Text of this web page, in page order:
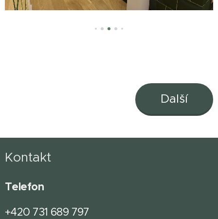
Další
Kontakt
Telefon
+420 731 689 797